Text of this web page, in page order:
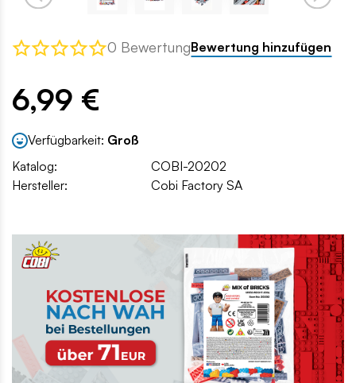
0 BewertungBewertung hinzufügen
6,99 €
Verfügbarkeit: Groß
Katalog:
COBI-20202
Hersteller:
Cobi Factory SA